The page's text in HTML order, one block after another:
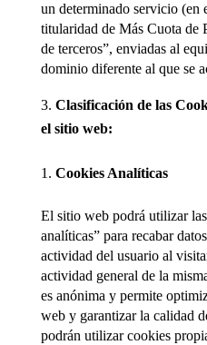
un determinado servicio (en
titularidad de Más Cuota de
de terceros”, enviadas al
dominio diferente al que se
Clasificación de las
el sitio web:
Cookies Analíticas
El sitio web podrá utilizar
analíticas” para recabar
actividad del usuario al
actividad general de la
es anónima y permite
web y garantizar la calidad
podrán utilizar cookies